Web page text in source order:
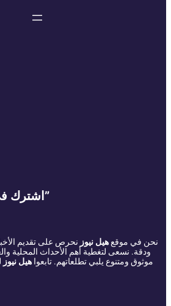
اشترك في النشرة الإخبارية”
نحن في موقعهيل نيوز نحرص على تقديم
ودقة. نسعى لتغطية أهم الأحداث المحلية
موثوق ومتنوع يلبي تطلعاتهم. تابعوا هيل نيوز